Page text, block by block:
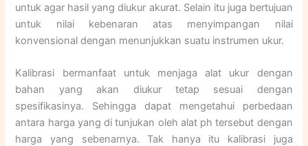
untuk agar hasil yang diukur akurat. Selain itu juga bertujuan
untuk nilai kebenaran atas menyimpangan nilai
konvensional dengan menunjukkan suatu instrumen ukur.
Kalibrasi bermanfaat untuk menjaga alat ukur dengan
bahan yang akan diukur tetap sesuai dengan
spesifikasinya. Sehingga dapat mengetahui perbedaan
antara harga yang di tunjukan oleh alat ph tersebut dengan
harga yang sebenarnya. Tak hanya itu kalibrasi juga